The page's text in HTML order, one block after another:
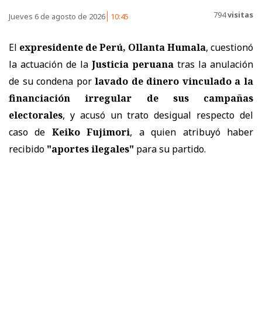
Jueves 6 de agosto de 2026 10:45 794visitas
El expresidente de Perú, Ollanta Humala, cuestionó
la actuación de la Justicia peruana tras la anulación
de su condena porlavado de dinero vinculado a la
financiación irregular de sus campañas
electorales, y acusó un trato desigual respecto del
caso de Keiko Fujimori, a quien atribuyó haber
recibido "aportes ilegales" para su partido.